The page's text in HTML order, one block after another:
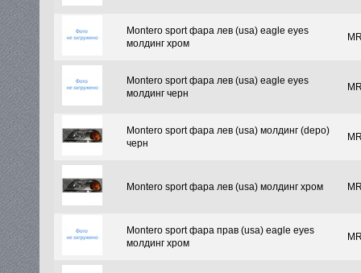
Montero sport фара лев (usa) eagle eyes
молдинг хром
Montero sport фара лев (usa) eagle eyes
молдинг черн
Montero sport фара лев (usa) молдинг (depo)
черн
Montero sport фара лев (usa) молдинг хром
Montero sport фара прав (usa) eagle eyes
молдинг хром